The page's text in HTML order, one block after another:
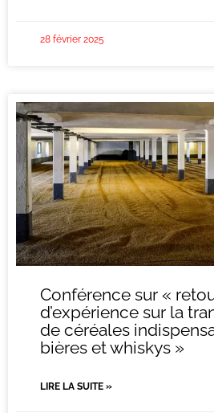
28 février 2025
Conférence sur «
d’expérience sur la
de céréales
bières et whiskys »
LIRE LA SUITE »